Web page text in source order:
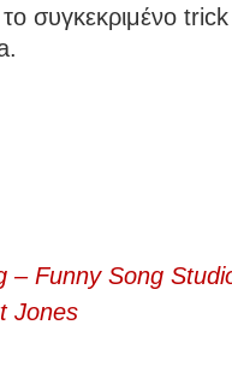
συγκεκριμένο trick
– Funny Song
Jones